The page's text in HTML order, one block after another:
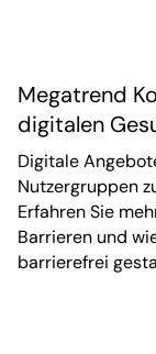
Megatrend
digitalen
Digitale
Nutzergruppen
Erfahren Sie
Barrieren und
barrierefrei